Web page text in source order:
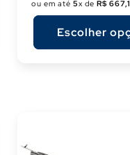
ou em até 5x de R$
Escolher